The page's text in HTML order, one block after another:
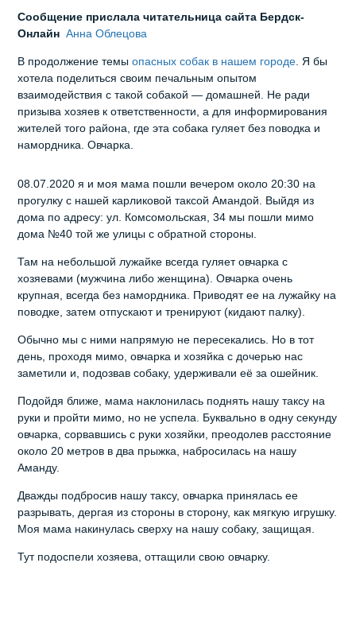
Сообщение прислала читательница сайта Бердск-
ОнлайнАнна Облецова
В продолжение темыопасных собак в нашем городе. Я бы
хотела поделиться своим печальным опытом
взаимодействия с такой собакой — домашней. Не ради
призыва хозяев к ответственности, а для информирования
жителей того района, где эта собака гуляет без поводка и
намордника. Овчарка.
08.07.2020 я и моя мама пошли вечером около 20:30 на
прогулку с нашей карликовой таксой Амандой. Выйдя из
дома по адресу: ул. Комсомольская, 34 мы пошли мимо
дома №40 той же улицы с обратной стороны.
Там на небольшой лужайке всегда гуляет овчарка с
хозяевами (мужчина либо женщина). Овчарка очень
крупная, всегда без намордника. Приводят ее на лужайку на
поводке, затем отпускают и тренируют (кидают палку).
Обычно мы с ними напрямую не пересекались. Но в тот
день, проходя мимо, овчарка и хозяйка с дочерью нас
заметили и, подозвав собаку, удерживали её за ошейник.
Подойдя ближе, мама наклонилась поднять нашу таксу на
руки и пройти мимо, но не успела. Буквально в одну секунду
овчарка, сорвавшись с руки хозяйки, преодолев расстояние
около 20 метров в два прыжка, набросилась на нашу
Аманду.
Дважды подбросив нашу таксу, овчарка принялась ее
разрывать, дергая из стороны в сторону, как мягкую игрушку.
Моя мама накинулась сверху на нашу собаку, защищая.
Тут подоспели хозяева, оттащили свою овчарку.